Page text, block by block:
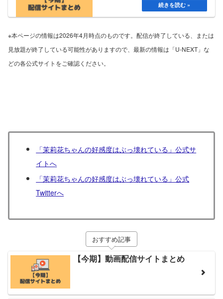
※本ページの情報は2026年4月時点のものです。配信が終了している、または
見放題が終了している可能性がありますので、最新の情報は「U-NEXT」な
どの各公式サイトをご確認ください。
「茉莉花ちゃんの好感度はぶっ壊れている」公式サ
イトへ
「茉莉花ちゃんの好感度はぶっ壊れている」公式
Twitterへ
おすすめ記事
【今期】動画配信サイトまとめ